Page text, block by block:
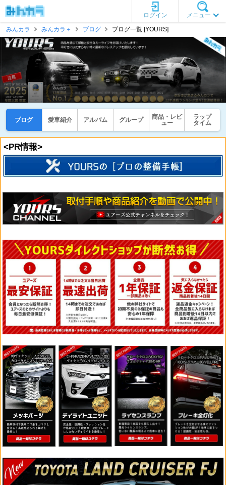
メニュー
ログイン
みんカラ
みんカラ＋ ブログ ブログ一覧 [YOURS]
ブログ 愛車紹介 アルバム グループ
商品・レビ
ュー
ラップ
タイム
<PR情報>